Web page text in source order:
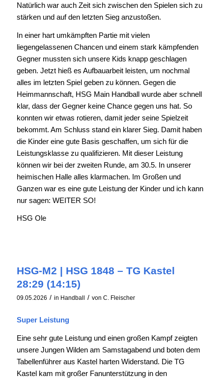
Natürlich war auch Zeit sich zwischen den Spielen sich zu
stärken und auf den letzten Sieg anzustoßen.
In einer hart umkämpften Partie mit vielen
liegengelassenen Chancen und einem stark kämpfenden
Gegner mussten sich unsere Kids knapp geschlagen
geben. Jetzt hieß es Aufbauarbeit leisten, um nochmal
alles im letzten Spiel geben zu können. Gegen die
Heimmannschaft, HSG Main Handball wurde aber schnell
klar, dass der Gegner keine Chance gegen uns hat. So
konnten wir etwas rotieren, damit jeder seine Spielzeit
bekommt. Am Schluss stand ein klarer Sieg. Damit haben
die Kinder eine gute Basis geschaffen, um sich für die
Leistungsklasse zu qualifizieren. Mit dieser Leistung
können wir bei der zweiten Runde, am 30.5. In unserer
heimischen Halle alles klarmachen. Im Großen und
Ganzen war es eine gute Leistung der Kinder und ich kann
nur sagen: WEITER SO!
HSG Ole
HSG-M2 | HSG 1848 – TG Kastel
28:29 (14:15)
09.05.2026 / in Handball / von C. Fleischer
Super Leistung
Eine sehr gute Leistung und einen großen Kampf zeigten
unsere Jungen Wilden am Samstagabend und boten dem
Tabellenführer aus Kastel harten Widerstand. Die TG
Kastel kam mit großer Fanunterstützung in den